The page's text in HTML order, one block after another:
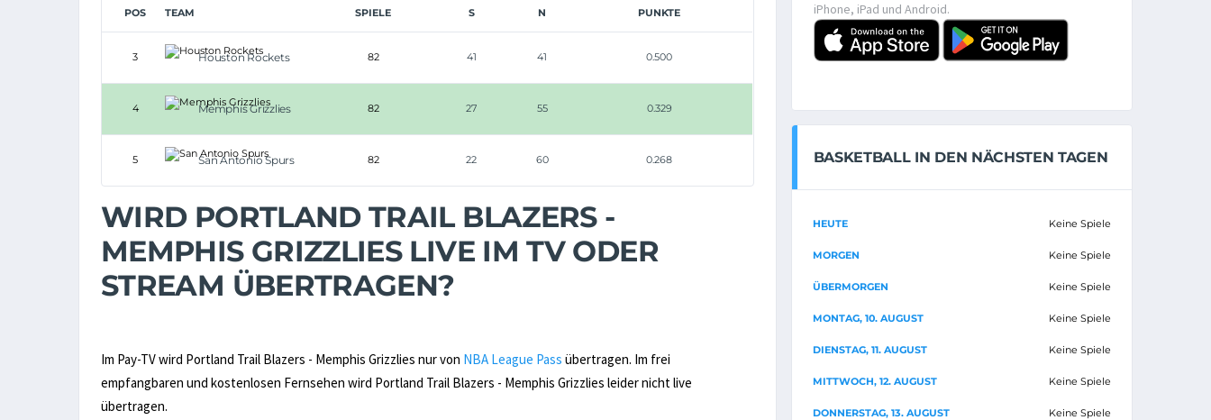
POS TEAM SPIELE S N PUNKTE
3 Houston Rockets 82 41 41 0.500
4 Memphis Grizzlies 82 27 55 0.329
5 San Antonio Spurs 82 22 60 0.268
WIRD PORTLAND TRAIL BLAZERS -
MEMPHIS GRIZZLIES LIVE IM TV ODER
STREAM ÜBERTRAGEN?
Im Pay-TV wird Portland Trail Blazers - Memphis Grizzlies nur von NBA League Pass übertragen. Im frei
empfangbaren und kostenlosen Fernsehen wird Portland Trail Blazers - Memphis Grizzlies leider nicht live
übertragen.
iPhone, iPad und Android.
BASKETBALL IN DEN NÄCHSTEN TAGEN
HEUTE Keine Spiele
MORGEN Keine Spiele
ÜBERMORGEN Keine Spiele
MONTAG, 10. AUGUST Keine Spiele
DIENSTAG, 11. AUGUST Keine Spiele
MITTWOCH, 12. AUGUST Keine Spiele
DONNERSTAG, 13. AUGUST Keine Spiele